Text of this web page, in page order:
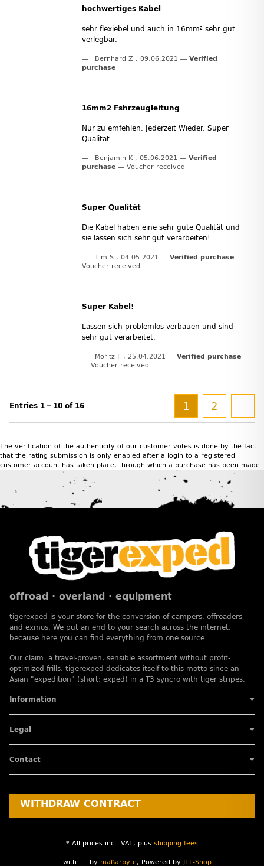
hochwertiges Kabel
sehr flexiebel und auch in 16mm² sehr gut
verlegbar.
Bernhard Z , 09.06.2021
Verified
purchase
16mm2 Fshrzeugleitung
Nur zu emfehlen. Jederzeit Wieder. Super
Qualität.
Benjamin K , 05.06.2021
Verified
purchase
Voucher received
Super Qualität
Die Kabel haben eine sehr gute Qualität und
sie lassen sich sehr gut verarbeiten!
Tim S , 04.05.2021
Verified purchase
Voucher received
Super Kabel!
Lassen sich problemlos verbauen und sind
sehr gut verarbeitet.
Moritz F , 25.04.2021
Verified purchase
Voucher received
Entries 1 – 10 of 16 1 2
The verification of the authenticity of our customer votes is done by the fact
that the rating submission is only enabled after a login to a registered
customer account has taken place, through which a purchase has been made.
offroad · overland · equipment
tigerexped is your store for the conversion of campers, offroaders
and exmos. We put an end to your search across the internet,
because here you can find everything from one source.
Our claim: a travel-proven, sensible assortment without profit-
optimized frills. tigerexped dedicates itself to this motto since an
Asian "expedition" (short: exped) in a T3 syncro with tiger stripes.
Information
Legal
Contact
WITHDRAW CONTRACT
* All prices incl. VAT, plus shipping fees
with by maßarbyte, Powered by JTL-Shop